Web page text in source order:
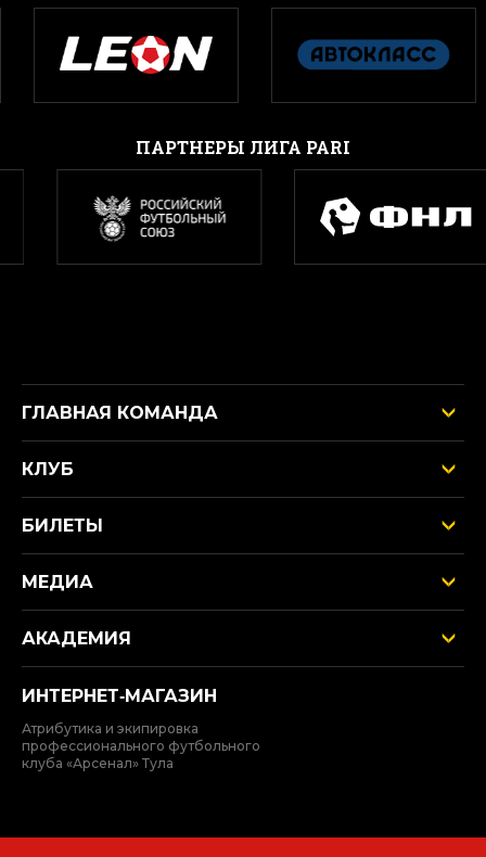
ПАРТНЕРЫ ЛИГА PARI
ГЛАВНАЯ КОМАНДА
КЛУБ
БИЛЕТЫ
МЕДИА
АКАДЕМИЯ
ИНТЕРНЕТ‑МАГАЗИН
Атрибутика и экипировка
профессионального футбольного
клуба «Арсенал» Тула